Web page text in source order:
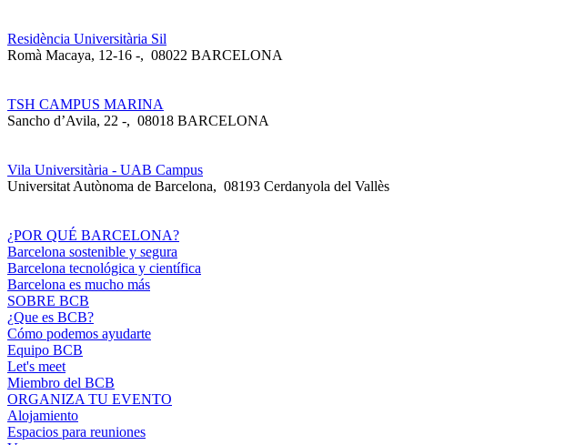
Residència Universitària Sil
Romà Macaya, 12-16 -, 08022 BARCELONA
TSH CAMPUS MARINA
Sancho d’Avila, 22 -, 08018 BARCELONA
Vila Universitària - UAB Campus
Universitat Autònoma de Barcelona, 08193 Cerdanyola del Vallès
¿POR QUÉ BARCELONA?
Barcelona sostenible y segura
Barcelona tecnológica y científica
Barcelona es mucho más
SOBRE BCB
¿Que es BCB?
Cómo podemos ayudarte
Equipo BCB
Let's meet
Miembro del BCB
ORGANIZA TU EVENTO
Alojamiento
Espacios para reuniones